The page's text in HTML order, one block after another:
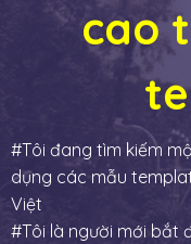
cao
Tôi đang tìm kiếm
dụng các mẫu
Việt
Tôi là người mới bắt